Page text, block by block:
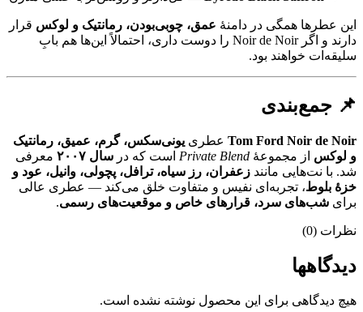
این عطرها همگی در دامنهٔ عمق، چوبی‌بودن، رمانتیک و لوکس قرار
دارند و اگر Noir de Noir را دوست داری، احتمالاً این‌ها هم بابِ
سلیقه‌ات خواهند بود.
📌 جمع‌بندی
Tom Ford Noir de Noir عطری یونی‌سکس، گرم، عمیق، رمانتیک
و لوکس از مجموعهٔ Private Blend است که در سال ۲۰۰۷
معرفی
شد. با نت‌هایی مانند زعفران، رز سیاه، ترافل، پچولی، وانیل، عود و
خزهٔ بلوط، تجربه‌ای نفیس و متفاوت خلق می‌کند — عطری عالی
برای شب‌های سرد، قرارهای خاص و موقعیت‌های رسمی.
نظرات (0)
دیدگاهها
هیچ دیدگاهی برای این محصول نوشته نشده است.